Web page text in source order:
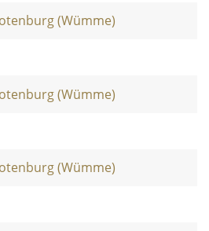
(Wümme)
(Wümme)
(Wümme)